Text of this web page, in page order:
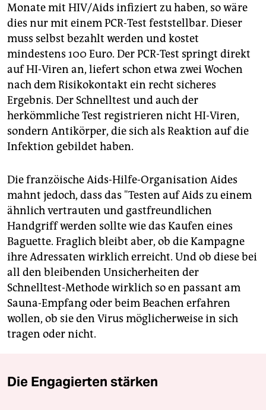
Monate mit HIV/Aids infiziert zu haben, so wäre
dies nur mit einem PCR-Test feststellbar. Dieser
muss selbst bezahlt werden und kostet
mindestens 100 Euro. Der PCR-Test springt direkt
auf HI-Viren an, liefert schon etwa zwei Wochen
nach dem Risikokontakt ein recht sicheres
Ergebnis. Der Schnelltest und auch der
herkömmliche Test registrieren nicht HI-Viren,
sondern Antikörper, die sich als Reaktion auf die
Infektion gebildet haben.
Die franzöische Aids-Hilfe-Organisation Aides
mahnt jedoch, dass das "Testen auf Aids zu einem
ähnlich vertrauten und gastfreundlichen
Handgriff werden sollte wie das Kaufen eines
Baguette. Fraglich bleibt aber, ob die Kampagne
ihre Adressaten wirklich erreicht. Und ob diese bei
all den bleibenden Unsicherheiten der
Schnelltest-Methode wirklich so en passant am
Sauna-Empfang oder beim Beachen erfahren
wollen, ob sie den Virus möglicherweise in sich
tragen oder nicht.
Die Engagierten stärken